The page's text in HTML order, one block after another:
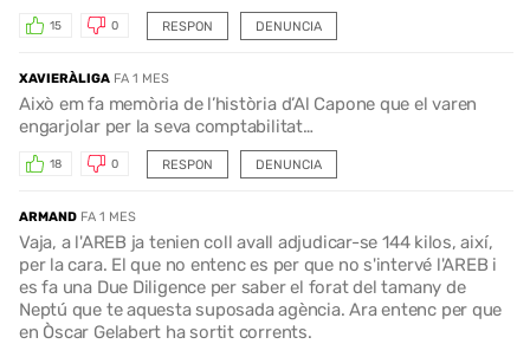
RESPON
15 0 DENUNCIA
XAVIERÀLIGA FA 1 MES
Això em fa memòria de l’història d’Al Capone que el varen
engarjolar per la seva comptabilitat…
RESPON
18 0 DENUNCIA
ARMAND FA 1 MES
Vaja, a l'AREB ja tenien coll avall adjudicar-se 144 kilos, així,
per la cara. El que no entenc es per que no s'intervé l'AREB i
es fa una Due Diligence per saber el forat del tamany de
Neptú que te aquesta suposada agència. Ara entenc per que
en Òscar Gelabert ha sortit corrents.